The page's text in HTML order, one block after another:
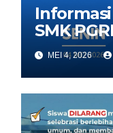
SMK
MEI 4, 2026